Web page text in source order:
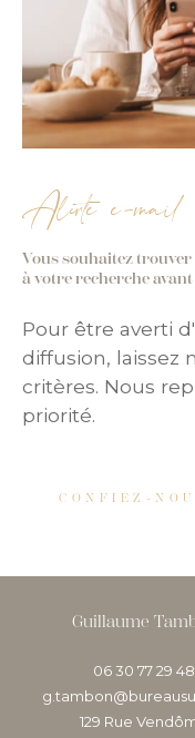
Alerte e-mail
Vous souhaitez
à votre recherche
Pour être averti
diffusion, laissez
critères. Nous
priorité.
CONFIEZ-
Guillaume
06 30 77 29 48
129 Rue